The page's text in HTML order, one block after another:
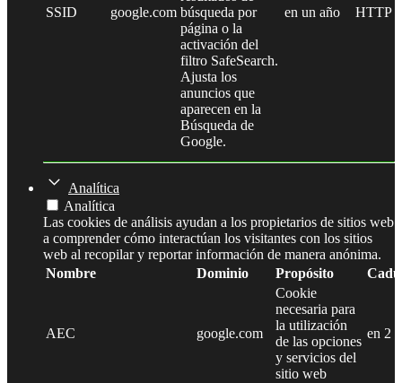
SSID google.com búsqueda por
página o la
activación del
filtro SafeSearch.
Ajusta los
anuncios que
aparecen en la
Búsqueda de
Google.
en un año HTTP
Analítica
Analítica
Las cookies de análisis ayudan a los propietarios de sitios web
a comprender cómo interactúan los visitantes con los sitios
web al recopilar y reportar información de manera anónima.
Nombre
Dominio Propósito
AEC google.com
Cookie
necesaria para
la utilización
de las opciones
y servicios del
sitio web
en 2